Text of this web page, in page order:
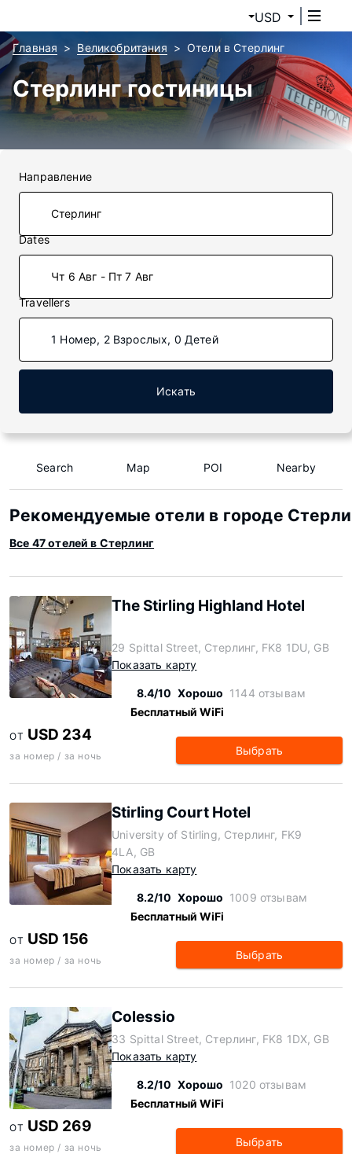
USD
Главная Великобритания Отели в Стерлинг
Стерлинг гостиницы
Направление
Dates
Чт 6 Авг - Пт 7 Авг
Travellers
1 Номер, 2 Взрослых, 0 Детей
Искать
Search Map POI Nearby
Рекомендуемые отели в городе
Все 47 отелей в Стерлинг
The Stirling Highland Hotel
29 Spittal Street, Стерлинг, FK8 1DU, GB
Показать карту
8.4/10 Хорошо 1144 отзывам
Бесплатный WiFi
ОТ USD 234
за номер / за ночь Выбрать
Stirling Court Hotel
University of Stirling, Стерлинг, FK9
4LA, GB
Показать карту
8.2/10 Хорошо 1009 отзывам
Бесплатный WiFi
ОТ USD 156
за номер / за ночь Выбрать
Colessio
33 Spittal Street, Стерлинг, FK8 1DX, GB
Показать карту
8.2/10 Хорошо 1020 отзывам
Бесплатный WiFi
ОТ USD 269
за номер / за ночь Выбрать